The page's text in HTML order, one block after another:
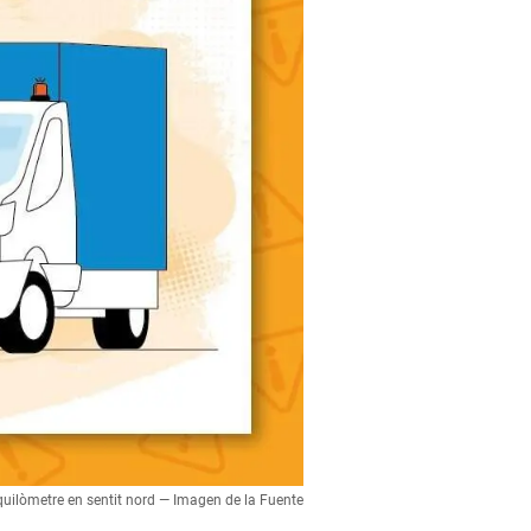
en sentit nord — Imagen de la Fuente